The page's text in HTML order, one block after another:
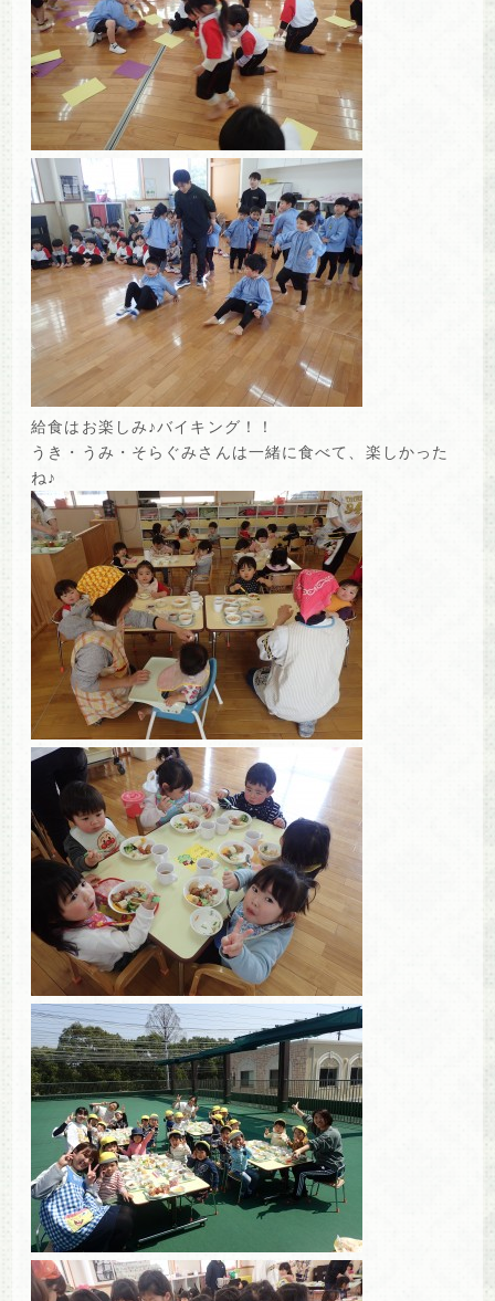
給食はお楽しみ♪バイキング！！
うき・うみ・そらぐみさんは一緒に食べて、楽しかった
ね♪